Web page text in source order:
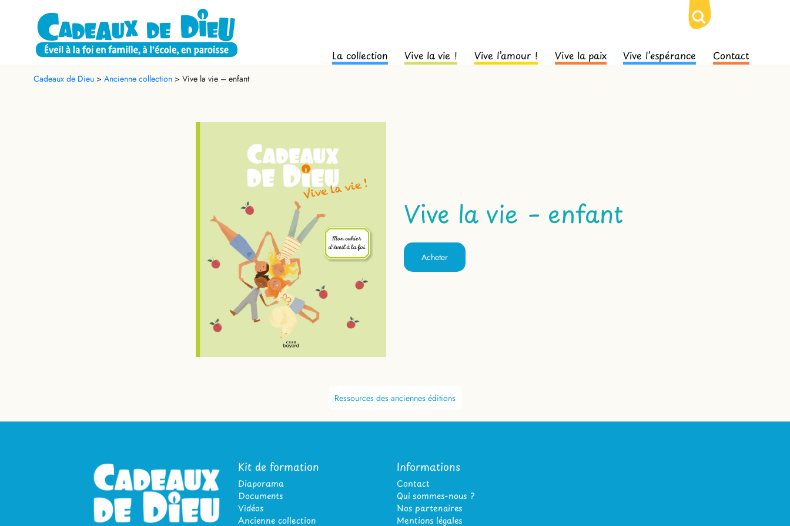
La collection Vive la vie ! Vive l’amour ! Vive la paix Vive l’espérance Contact
Cadeaux de Dieu > Ancienne collection > Vive la vie – enfant
Vive la vie – enfant
Acheter
Ressources des anciennes éditions
Kit de formation
Diaporama
Documents
Vidéos
Ancienne collection
Informations
Contact
Qui sommes-nous ?
Nos partenaires
Mentions légales